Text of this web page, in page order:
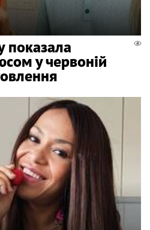
показала
у червоній